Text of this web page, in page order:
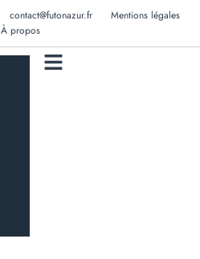
contact@futonazur.fr
Mentions légales
À propos